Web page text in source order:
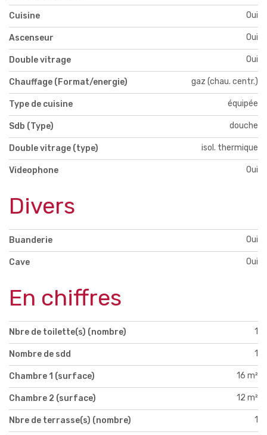
Cuisine Oui
Ascenseur Oui
Double vitrage Oui
Chauffage (Format/energie) gaz (chau. centr.)
Type de cuisine équipée
Sdb (Type) douche
Double vitrage (type) isol. thermique
Videophone Oui
Divers
Buanderie Oui
Cave Oui
En chiffres
Nbre de toilette(s) (nombre) 1
Nombre de sdd 1
Chambre 1 (surface) 16 m²
Chambre 2 (surface) 12 m²
Nbre de terrasse(s) (nombre) 1